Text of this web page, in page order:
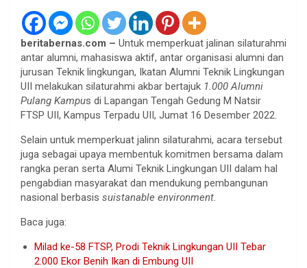
beritabernas.com – Untuk memperkuat jalinan silaturahmi
antar alumni, mahasiswa aktif, antar organisasi alumni dan
jurusan Teknik lingkungan, Ikatan Alumni Teknik Lingkungan
UII melakukan silaturahmi akbar bertajuk 1.000 Alumni
Pulang Kampus di Lapangan Tengah Gedung M Natsir
FTSP UII, Kampus Terpadu UII, Jumat 16 Desember 2022.
Selain untuk memperkuat jalinn silaturahmi, acara tersebut
juga sebagai upaya membentuk komitmen bersama dalam
rangka peran serta Alumi Teknik Lingkungan UII dalam hal
pengabdian masyarakat dan mendukung pembangunan
nasional berbasis suistanable environment.
Baca juga:
Milad ke-58 FTSP, Prodi Teknik Lingkungan UII Tebar
2.000 Ekor Benih Ikan di Embung UII